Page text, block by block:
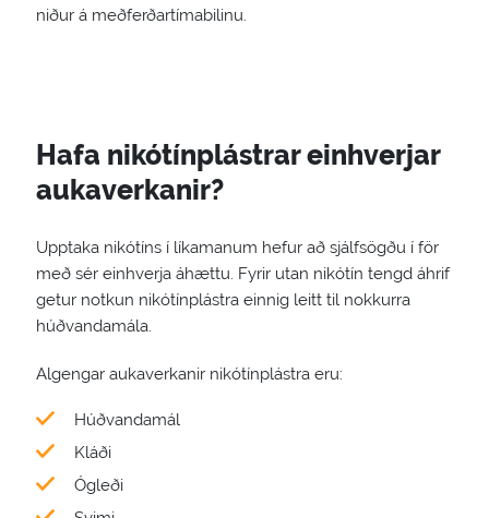
niður á meðferðartímabilinu.
Hafa nikótínplástrar einhverjar
aukaverkanir?
Upptaka nikótíns í líkamanum hefur að sjálfsögðu í för
með sér einhverja áhættu. Fyrir utan nikótín tengd áhrif
getur notkun nikótínplástra einnig leitt til nokkurra
húðvandamála.
Algengar aukaverkanir nikótínplástra eru:
Húðvandamál
Kláði
Ógleði